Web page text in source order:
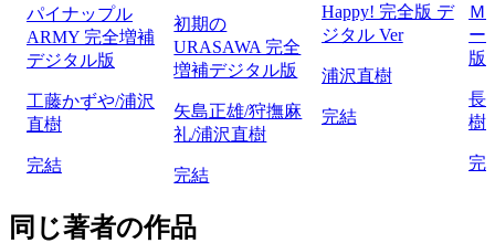
パイナップル
ARMY 完全増補
デジタル版
工藤かずや/浦沢
直樹
完結
初期の
URASAWA 完全
増補デジタル版
矢島正雄/狩撫麻
礼/浦沢直樹
完結
Happy! 完全版 デ
ジタル Ver
浦沢直樹
完結
Ｍ
ー
版
長
樹/
完
同じ著者の作品